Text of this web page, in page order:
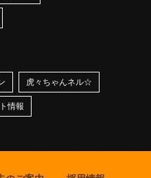
虎々ちゃんネル☆
情報